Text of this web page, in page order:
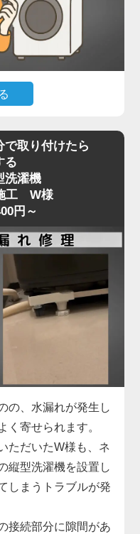
を保ったまま嵩上げ
でも動作や振動に影
ながら施工を進めま
きたことで、今後の
態に。施工料金は
作業は、重量物の取
プロの手による確実
度ご相談ください。
。
購入される方も増え
うとした際に「付属
ルも少なくありませ
頼いただいたS様
の縦型洗濯機の取
がご自宅の水栓と合
て排水口まで届かな
に合った専用の給水
ホースも延長パーツ
を行い、動作確認ま
工料金は3,300円～
全に取り付けを完了
なく「設置環境に合
要です。特に中古品
ることも多いため、
ーズに解決するのが
気軽にご相談くださ
で取り付けたら
る
洗濯機
工 W様
円～
の、水漏れが発生し
く寄せられます。
ただいたW様も、ネ
縦型洗濯機を設置し
しまうトラブルが発
接続部分に隙間があ